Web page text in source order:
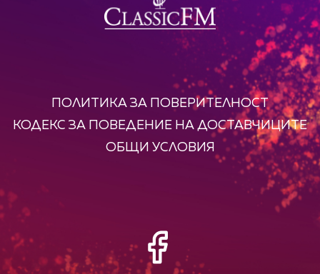
ПОЛИТИКА ЗА ПОВЕРИТЕЛНОСТ
КОДЕКС ЗА ПОВЕДЕНИЕ НА ДОСТАВЧИЦИТЕ
ОБЩИ УСЛОВИЯ